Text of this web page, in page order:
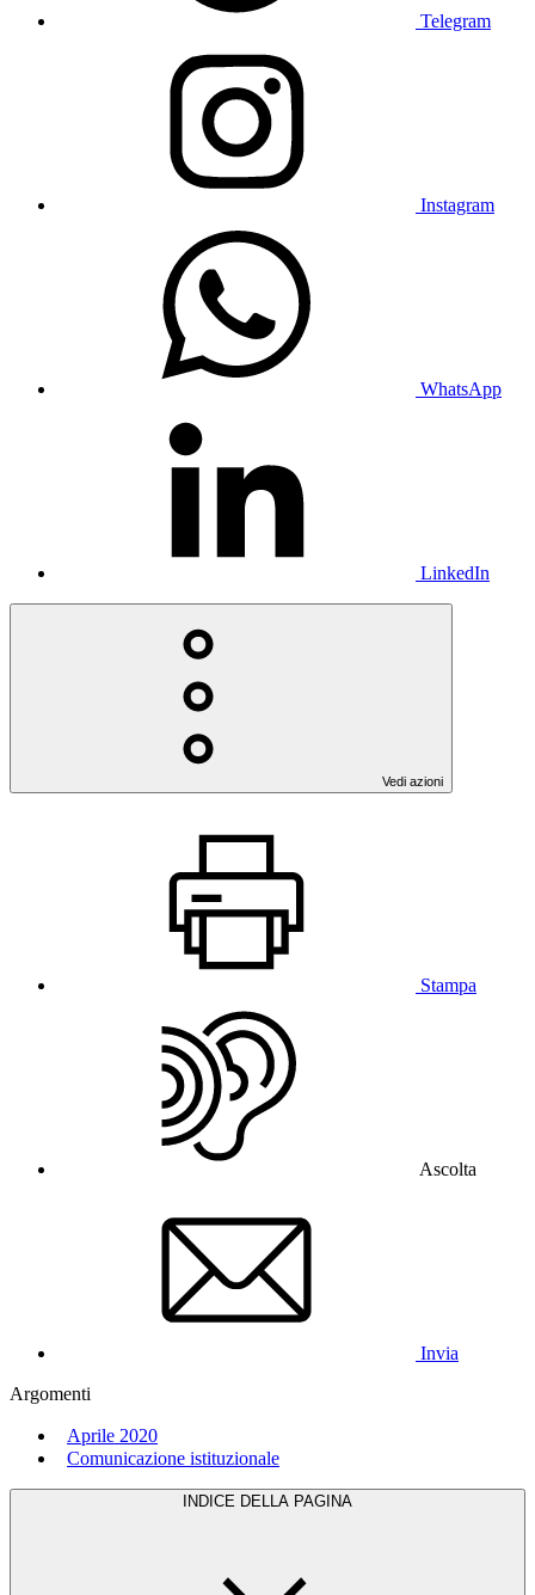
Telegram
Instagram
WhatsApp
LinkedIn
Vedi azioni
Stampa
Ascolta
Invia
Argomenti
Aprile 2020
Comunicazione istituzionale
INDICE DELLA PAGINA